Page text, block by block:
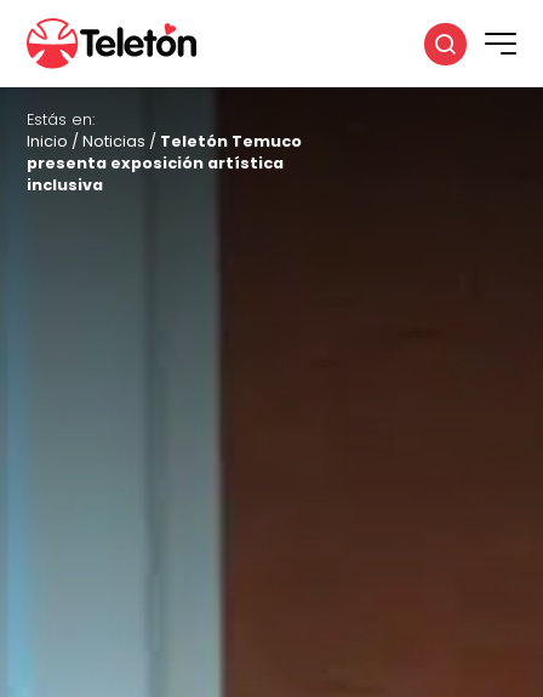
Estás en:
Inicio /Noticias / Teletón Temuco
presenta exposición artística
inclusiva